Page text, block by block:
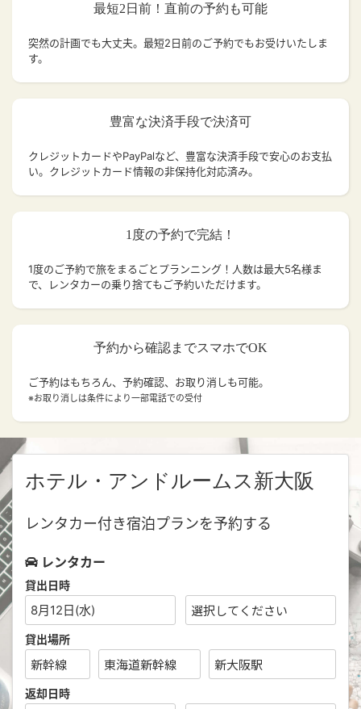
最短2日前！直前の予約も可能
突然の計画でも大丈夫。 最短2日前のご予約でもお受けいたしま
す。
豊富な決済手段で決済可
クレジットカードやPayPalなど、豊富な決済手段で安心のお支払
い。クレジットカード情報の非保持化対応済み。
1度の予約で完結！
1度のご予約で旅をまるごとプランニング！人数は最大5名様ま
で、レンタカーの乗り捨てもご予約いただけます。
予約から確認までスマホでOK
ご予約はもちろん、予約確認、お取り消しも可能。
※お取り消しは条件により一部電話での受付
ホテル・アンドルームス新大阪
レンタカー付き宿泊プランを予約する
レンタカー
貸出日時
8月12日(水)
貸出場所
返却日時